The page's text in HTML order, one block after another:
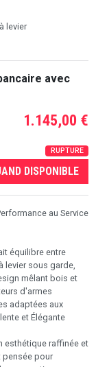
levier
avec
1.145,00 €
RUPTURE
DISPONIBLE
au Service
équilibre entre
levier sous garde,
mêlant bois et
d'armes
adaptées aux
et Élégante
esthétique raffinée et
pensée pour